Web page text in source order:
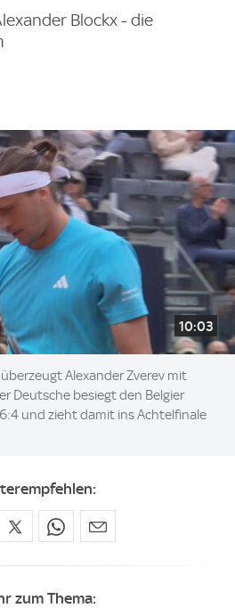
Blockx - die
10:03
Alexander Zverev mit
Deutsche besiegt den Belgier
und zieht damit ins Achtelfinale
zum Thema: